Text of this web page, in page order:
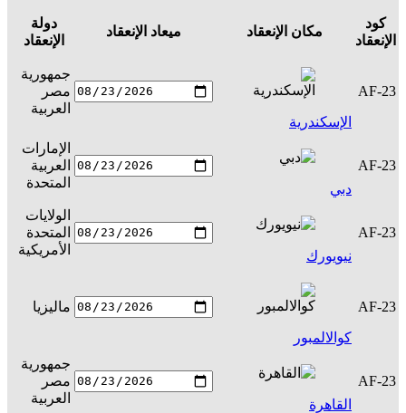
كود
الإنعقاد
مكان الإنعقاد ميعاد الإنعقاد
دولة
الإنعقاد
AF-23
الإسكندرية
جمهورية
مصر
العربية
AF-23
دبي
الإمارات
العربية
المتحدة
AF-23
نيويورك
الولايات
المتحدة
الأمريكية
AF-23
كوالالمبور
ماليزيا
AF-23
القاهرة
جمهورية
مصر
العربية